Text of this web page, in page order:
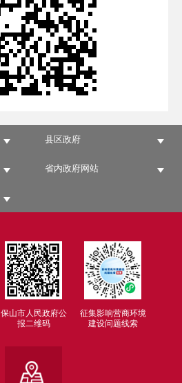
县区政府
省内政府网站
保山市人民政府公
报二维码
征集影响营商环境
建设问题线索